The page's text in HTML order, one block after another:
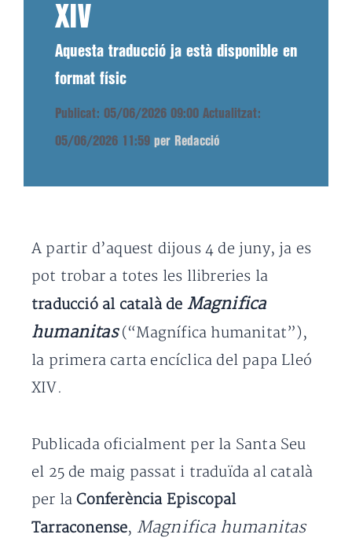
XIV
Aquesta traducció ja està disponible en
format físic
Publicat: 05/06/2026 09:00 Actualitzat:
05/06/2026 11:59 per Redacció
A partir d’aquest dijous 4 de juny, ja es
pot trobar a totes les llibreries la
traducció al català de Magnifica
humanitas(“Magnífica humanitat”),
la primera carta encíclica del papa Lleó
XIV.
Publicada oficialment per la Santa Seu
el 25 de maig passat i traduïda al català
per laConferència Episcopal
Tarraconense, Magnifica humanitas